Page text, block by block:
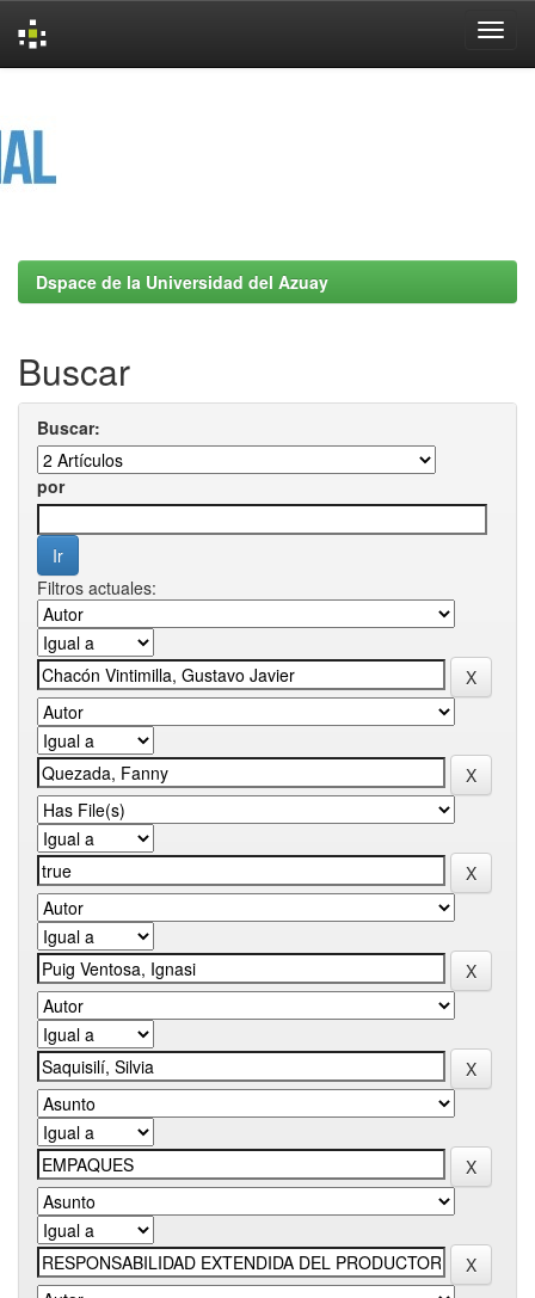
Dspace de la Universidad del Azuay
Buscar
Buscar:
por
Filtros actuales: